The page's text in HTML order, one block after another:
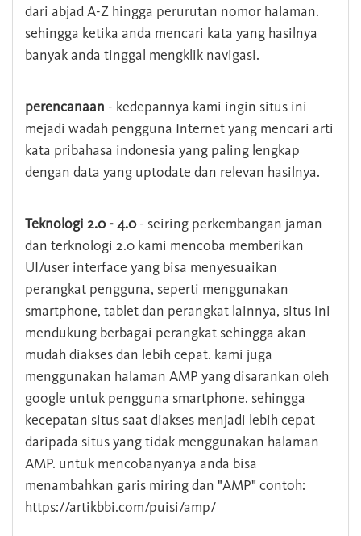
dari abjad A-Z hingga perurutan nomor halaman.
sehingga ketika anda mencari kata yang hasilnya
banyak anda tinggal mengklik navigasi.
perencanaan - kedepannya kami ingin situs ini
mejadi wadah pengguna Internet yang mencari arti
kata pribahasa indonesia yang paling lengkap
dengan data yang uptodate dan relevan hasilnya.
Teknologi 2.0 - 4.0- seiring perkembangan jaman
dan terknologi 2.0 kami mencoba memberikan
UI/user interface yang bisa menyesuaikan
perangkat pengguna, seperti menggunakan
smartphone, tablet dan perangkat lainnya, situs ini
mendukung berbagai perangkat sehingga akan
mudah diakses dan lebih cepat. kami juga
menggunakan halaman AMP yang disarankan oleh
google untuk pengguna smartphone. sehingga
kecepatan situs saat diakses menjadi lebih cepat
daripada situs yang tidak menggunakan halaman
AMP. untuk mencobanyanya anda bisa
menambahkan garis miring dan "AMP" contoh:
https://artikbbi.com/puisi/amp/